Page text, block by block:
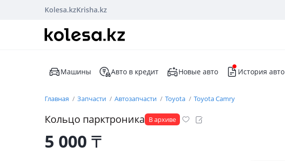
Kolesa.kzKrisha.kz
Машины Авто в кредит Новые авто История авто
Главная Запчасти Автозапчасти Toyota Toyota Camry
Кольцо парктроника В архиве
5 000₸